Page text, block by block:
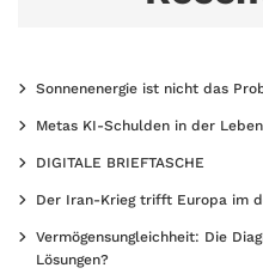
Sonnenenergie ist nicht das
Metas KI-Schulden in der
DIGITALE BRIEFTASCHE
Der Iran-Krieg trifft Europa im
Vermögensungleichheit: Die
Lösungen?